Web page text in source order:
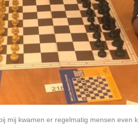
mij kwamen er regelmatig mensen even